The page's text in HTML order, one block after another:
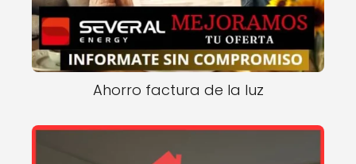
Ahorro factura de la luz